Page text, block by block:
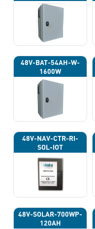
48V-BAT-54AH-W-
1600W
48V-NAV-CTR-RI-
SOL-IOT
48V-SOLAR-700WP-
120AH